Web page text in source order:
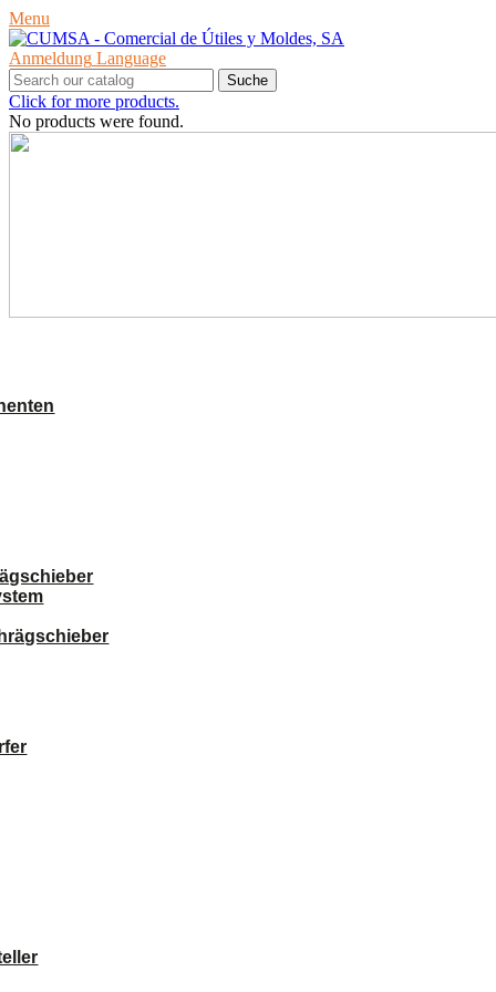
Menu
Anmeldung Language
Suche
Click for more products.
No products were found.